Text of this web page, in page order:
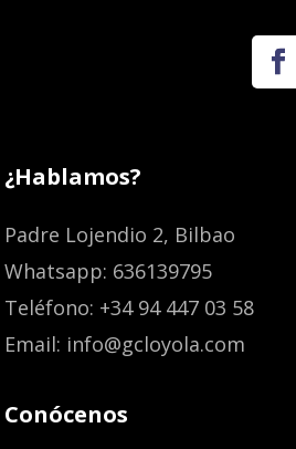
¿Hablamos?
Padre Lojendio 2, Bilbao
Whatsapp: 636139795
Teléfono: +34 94 447 03 58
Email: info@gcloyola.com
Conócenos